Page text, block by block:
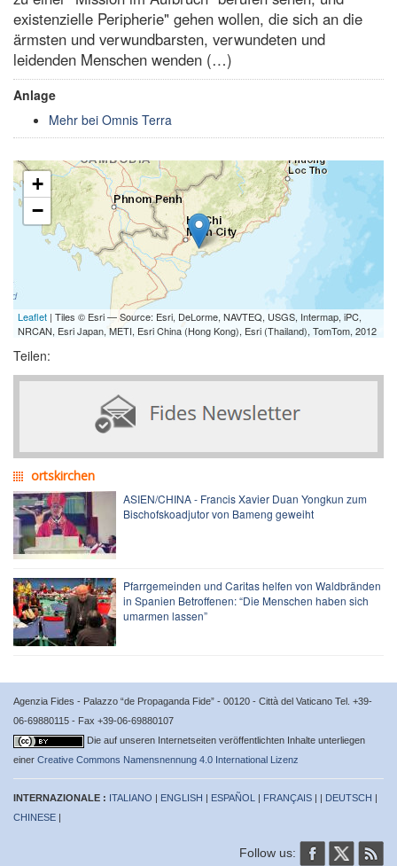
existenzielle Peripherie" gehen wollen, die sich an die
ärmsten und verwundbarsten, verwundeten und
leidenden Menschen wenden (…)
Anlage
Mehr bei Omnis Terra
+
−
Leaflet | Tiles © Esri — Source: Esri, DeLorme, NAVTEQ, USGS, Intermap, iPC,
NRCAN, Esri Japan, METI, Esri China (Hong Kong), Esri (Thailand), TomTom, 2012
Teilen:
ortskirchen
ASIEN/CHINA - Francis Xavier Duan Yongkun zum
Bischofskoadjutor von Bameng geweiht
Pfarrgemeinden und Caritas helfen von Waldbränden
in Spanien Betroffenen: “Die Menschen haben sich
umarmen lassen”
Agenzia Fides - Palazzo “de Propaganda Fide” - 00120 - Città del Vaticano Tel. +39-
06-69880115 - Fax +39-06-69880107
Die auf unseren Internetseiten veröffentlichten Inhalte unterliegen
einer Creative Commons Namensnennung 4.0 International Lizenz
INTERNAZIONALE : ITALIANO | ENGLISH | ESPAÑOL | FRANÇAIS | | DEUTSCH |
CHINESE |
Follow us: